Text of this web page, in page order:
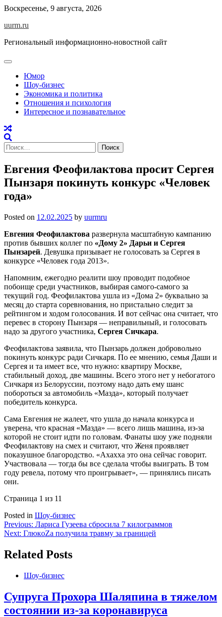
Skip
content
Воскресенье, 9 августа, 2026
uurm.ru
Региональный информационно-новостной сайт
Юмор
Шоу-бизнес
Экономика и политика
Отношения и психология
Интересное и познавательное
Найти:
Евгения Феофилактова просит Сергея
Пынзаря покинуть конкурс «Человек
года»
Posted on 12.02.2025 by uurmru
Евгения Феофилактова развернула масштабную кампанию
против бывших коллег по «Дому 2» Дарьи и Сергея
Пынзарей. Девушка призывает не голосовать за Сергея в
конкурсе «Человек года 2013».
Напомним, ежегодно реалити шоу проводит подобное
побоище среди участников, выбирая самого-самого за
текущий год. Феофилактова ушла из «Дома 2» буквально за
месяц до старта соревнования, но пристально следит за
рейтингом и ходом голосования. И вот сейчас она считает, что
перевес в сторону Пынзаря — неправильный, и голосовать
надо за другого участника, Сергея Сичкара.
Феофилактова заявила, что Пынзарь должен добровольно
покинуть конкурс ради Сичкаря. По ее мнению, семья Даши и
Сергея и та имеет все, что нужно: квартиру Москве,
стабильный доход, две машины. Всего этого нет у небогатого
Сичкаря из Белоруссии, поэтому надо дать ему шанс
побороться за автомобиль «Мазда», который получает
победитель конкурса.
Сама Евгения не жалеет, что ушла до начала конкурса и
уверена, что красная «Мазда» — всего лишь машина, из-за
которой не стоит идти по головам. Фанаты шоу уже подняли
Феофилактову на смех и считают, что Женя проявляет
показушное благородство. «Ахахха это она сейчас говорит.
Участвовала — тогда бы все сделала чтобы выиграть. В том
году ревела, потому что проигрывает», — принялись писать
они.
Страница 1 из 11
Posted in Шоу-бизнес
Навигация
по
записям
Previous: Лариса Гузеева сбросила 7 килограммов
Next: ГлюкoZa получила травму за границей
Related Posts
Шоу-бизнес
Супруга Прохора Шаляпина в тяжелом
состоянии из-за коронавируса